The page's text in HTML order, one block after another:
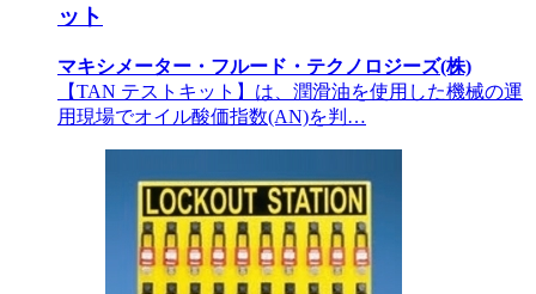
ット
マキシメーター・フルード・テクノロジーズ(株)
【TAN テストキット】は、潤滑油を使用した機械の運
用現場でオイル酸価指数(AN)を判…